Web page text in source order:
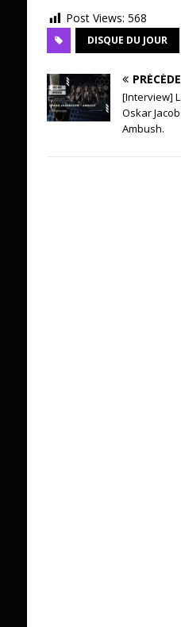
Post Views: 568
DISQUE DU JOUR
[Interview]
Oskar
Ambush.